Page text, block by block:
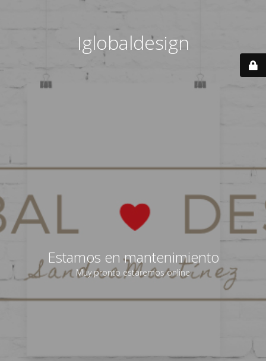
Iglobaldesign
Estamos en mantenimiento
Muy pronto estaremos online